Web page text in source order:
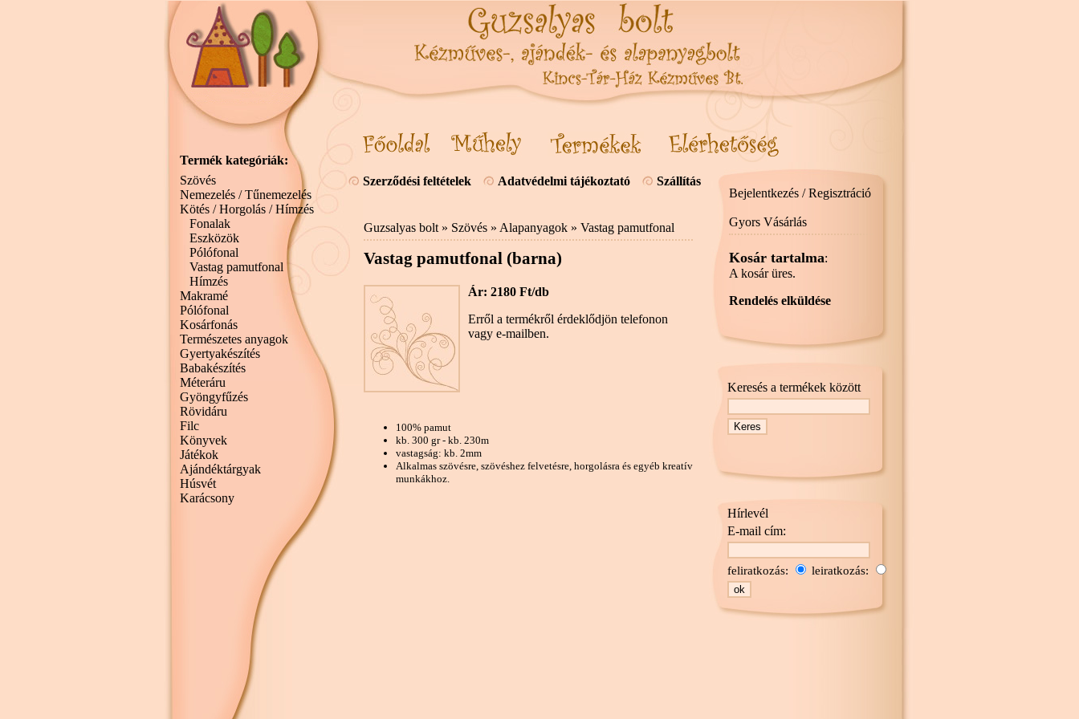
Szerződési feltételek Adatvédelmi tájékoztató Szállítás
Guzsalyas bolt » Szövés » Alapanyagok » Vastag pamutfonal
Vastag pamutfonal (barna)
Ár: 2180 Ft/db
Erről a termékről érdeklődjön telefonon
vagy e-mailben.
100% pamut
kb. 300 gr - kb. 230m
vastagság: kb. 2mm
Alkalmas szövésre, szövéshez felvetésre, horgolásra és egyéb kreatív
munkákhoz.
Bejelentkezés / Regisztráció
Gyors Vásárlás
Kosár tartalma:
A kosár üres.
Rendelés elküldése
Keresés a termékek között
Hírlevél
E-mail cím:
feliratkozás: leiratkozás:
Termék kategóriák:
Szövés
Nemezelés / Tűnemezelés
Kötés / Horgolás / Hímzés
Fonalak
Eszközök
Pólófonal
Vastag pamutfonal
Hímzés
Makramé
Pólófonal
Kosárfonás
Természetes anyagok
Gyertyakészítés
Babakészítés
Méteráru
Gyöngyfűzés
Rövidáru
Filc
Könyvek
Játékok
Ajándéktárgyak
Húsvét
Karácsony